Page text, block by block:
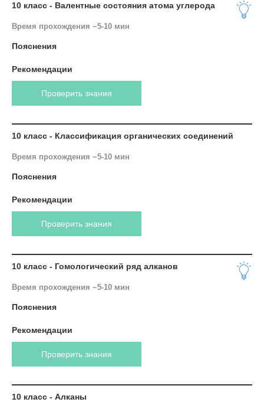
10 класс - Валентные состояния атома углерода
Время прохождения ~5-10 мин
Пояснения
Рекомендации
Проверить знания
10 класс - Классификация органических соединений
Время прохождения ~5-10 мин
Пояснения
Рекомендации
Проверить знания
10 класс - Гомологический ряд алканов
Время прохождения ~5-10 мин
Пояснения
Рекомендации
Проверить знания
10 класс - Алканы